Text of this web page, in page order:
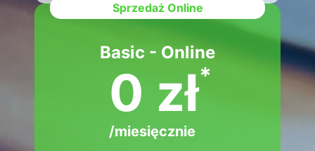
Sprzedaż Online
Basic - Online
0 zł*
/miesięcznie